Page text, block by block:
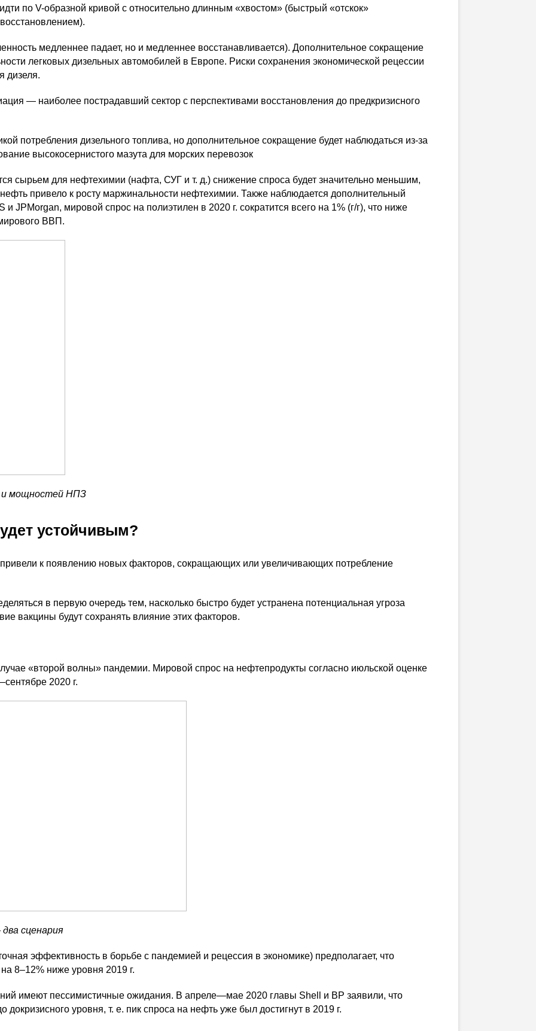
по V-образной кривой с относительно длинным «хвостом» (быстрый «отскок»
медленнее падает, но и медленнее восстанавливается). Дополнительное сокращение
легковых дизельных автомобилей в Европе. Риски сохранения экономической рецессии
дизеля.
— наиболее пострадавший сектор с перспективами восстановления до предкризисного
потребления дизельного топлива, но дополнительное сокращение будет наблюдаться из-за
высокосернистого мазута для морских перевозок
сырьем для нефтехимии (нафта, СУГ и т. д.) снижение спроса будет значительно меньшим,
привело к росту маржинальности нефтехимии. Также наблюдается дополнительный
JPMorgan, мировой спрос на полиэтилен в 2020 г. сократится всего на 1% (г/г), что ниже
ВВП.
и мощностей НПЗ
устойчивым?
к появлению новых факторов, сокращающих или увеличивающих потребление
в первую очередь тем, насколько быстро будет устранена потенциальная угроза
вакцины будут сохранять влияние этих факторов.
«второй волны» пандемии. Мировой спрос на нефтепродукты согласно июльской оценке
2020 г.
сценария
эффективность в борьбе с пандемией и рецессия в экономике) предполагает, что
на 8–12% ниже уровня 2019 г.
имеют пессимистичные ожидания. В апреле—мае 2020 главы Shell и BP заявили, что
докризисного уровня, т. е. пик спроса на нефть уже был достигнут в 2019 г.